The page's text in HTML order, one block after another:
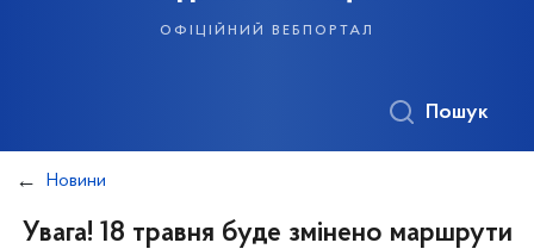
офіційний вебпортал
Пошук
Новини
Увага! 18 травня буде змінено маршрути